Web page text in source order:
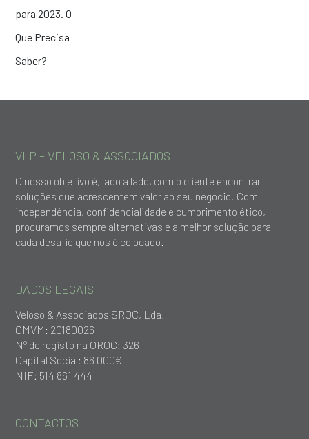
VLP – VELOSO & ASSOCIADOS
O nosso objetivo é, lado a lado, com o cliente encontrar
soluções que acrescentem valor ao seu negócio. Com
independência, confidencialidade e cumprimento ético,
procuramos sempre alternativas e a melhor solução para
cada desafio que nos é colocado.
DADOS LEGAIS
Veloso & Associados SROC, Lda.
CMVM: 20180026
Nº de registo na OROC: 326
Capital Social: 86 000€
NIF: 514 861 444
CONTACTOS